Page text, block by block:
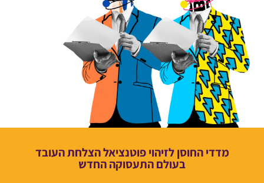
מדדי החוסן לזיהוי פוטנציאל הצלחת העובד
בעולם התעסוקה החדש